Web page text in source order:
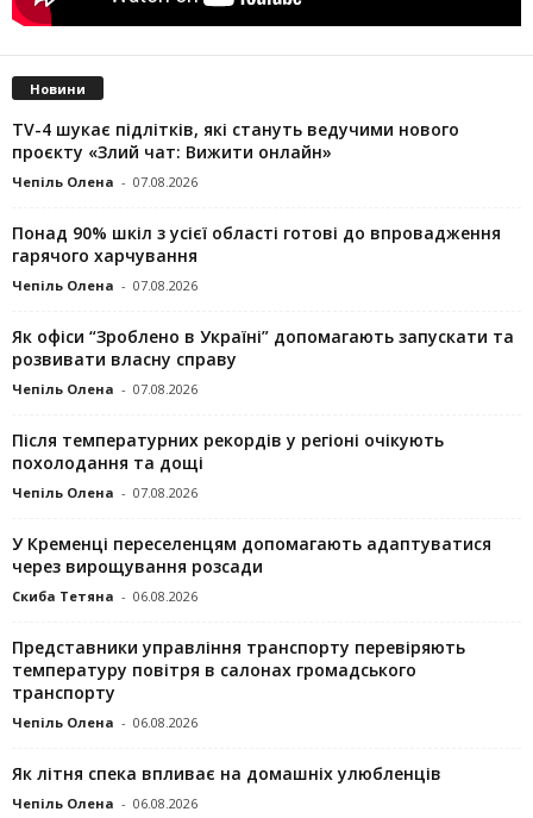
Новини
TV-4 шукає підлітків, які стануть ведучими нового
проєкту «Злий чат: Вижити онлайн»
Чепіль Олена - 07.08.2026
Понад 90% шкіл з усієї області готові до впровадження
гарячого харчування
Чепіль Олена - 07.08.2026
Як офіси “Зроблено в Україні” допомагають запускaти та
розвивати власну справу
Чепіль Олена - 07.08.2026
Після температурних рекордів у регіоні очікують
похолодання та дощі
Чепіль Олена - 07.08.2026
У Кременці переселенцям допомагають адаптуватися
через вирощування розсади
Скиба Тетяна - 06.08.2026
Представники управління транспорту перевіряють
температуру повітря в салонах громадського
транспорту
Чепіль Олена - 06.08.2026
Як літня спека впливає на домашніх улюбленців
Чепіль Олена - 06.08.2026